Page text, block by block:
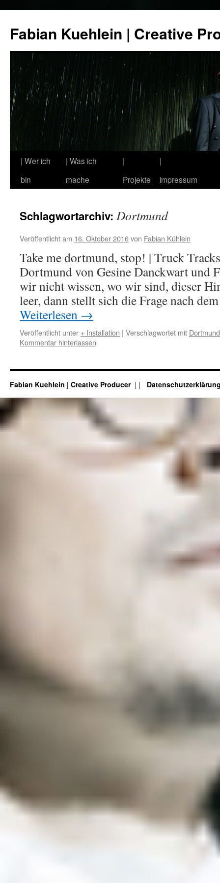
springen
Fabian Kuehlein | Creative
| Wer ich
bin
| Was ich
mache
|
Projekte
|
impressum
Schlagwortarchiv: Dortmund
Veröffentlicht am 16. Oktober 2016von Fabian Kühlein
Take me dortmund, stop! | Truck
Dortmund von Gesine Danckwart und
wir nicht wissen, wo wir sind, dieser
leer, dann stellt sich die Frage nach
Weiterlesen →
Veröffentlicht unter + Installation | Verschlagwortet mit Dortmund
Kommentar hinterlassen
Fabian Kuehlein | Creative Producer |